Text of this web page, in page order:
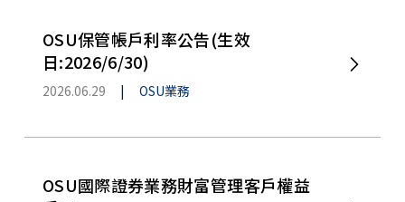
OSU保管帳戶利率公告(生效
日:2026/6/30)
2026.06.29 | OSU業務
OSU國際證券業務財富管理客戶權益